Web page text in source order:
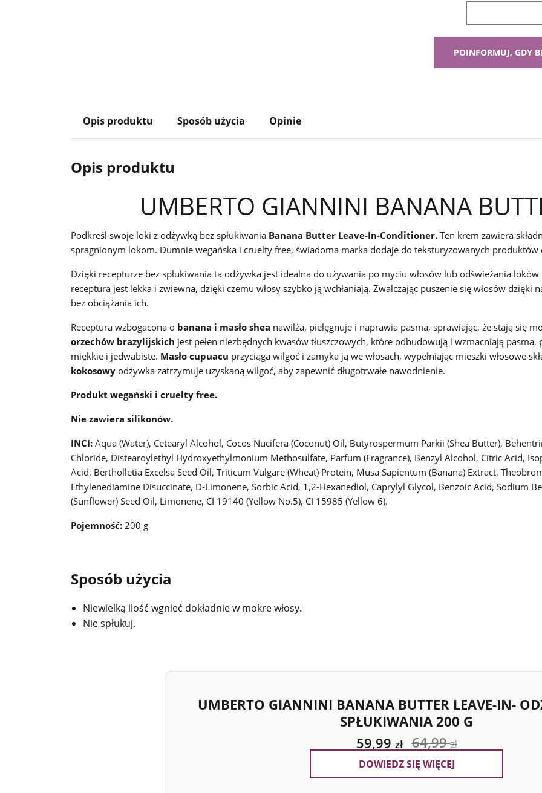
Opis produktu Sposób użycia Opinie
Opis produktu
UMBERTO GIANNINI BANANA
Podkreśl swoje loki z odżywką bez spłukiwania Banana Butter Leave-In-Conditioner. Ten krem zawiera
spragnionym lokom. Dumnie wegańska i cruelty free, świadoma marka dodaje do teksturyzowanych produktów
Dzięki recepturze bez spłukiwania ta odżywka jest idealna do używania po myciu włosów lub odświeżania
receptura jest lekka i zwiewna, dzięki czemu włosy szybko ją wchłaniają. Zwalczając puszenie się włosów
bez obciążania ich.
Receptura wzbogacona o banana i masło shea nawilża, pielęgnuje i naprawia pasma, sprawiając, że stają się
orzechów brazylijskich jest pełen niezbędnych kwasów tłuszczowych, które odbudowują i wzmacniają pasma,
miękkie i jedwabiste. Masło cupuacu przyciąga wilgoć i zamyka ją we włosach, wypełniając mieszki włosowe
kokosowy odżywka zatrzymuje uzyskaną wilgoć, aby zapewnić długotrwałe nawodnienie.
Produkt wegański i cruelty free.
Nie zawiera silikonów.
INCI: Aqua (Water), Cetearyl Alcohol, Cocos Nucifera (Coconut) Oil, Butyrospermum Parkii (Shea Butter),
Chloride, Distearoylethyl Hydroxyethylmonium Methosulfate, Parfum (Fragrance), Benzyl Alcohol, Citric Acid,
Acid, Bertholletia Excelsa Seed Oil, Triticum Vulgare (Wheat) Protein, Musa Sapientum (Banana) Extract,
Ethylenediamine Disuccinate, D-Limonene, Sorbic Acid, 1,2-Hexanediol, Caprylyl Glycol, Benzoic Acid, Sodium
(Sunflower) Seed Oil, Limonene, CI 19140 (Yellow No.5), CI 15985 (Yellow 6).
Pojemność: 200 g
Sposób użycia
Niewielką ilość wgnieć dokładnie w mokre włosy.
Nie spłukuj.
UMBERTO GIANNINI BANANA BUTTER LEAVE-IN-
SPŁUKIWANIA 200 G
59,99 zł 64,99zł
DOWIEDZ SIĘ WIĘCEJ